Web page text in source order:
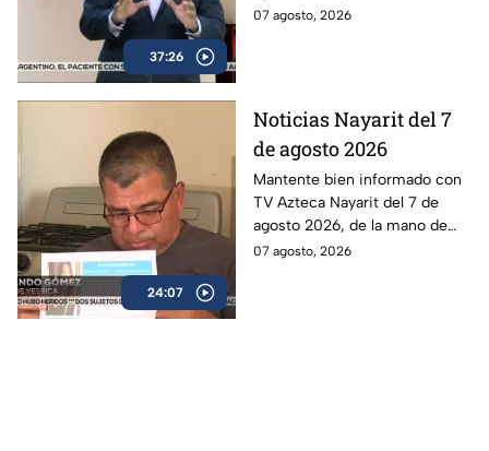
37:26
Berenice Girón y Gerson
07 agosto, 2026
24:07
Noticias Nayarit del 7
de agosto 2026
Mantente bien informado con
TV Azteca Nayarit del 7 de
agosto 2026, de la mano de
Jorge Kirschner.
07 agosto, 2026